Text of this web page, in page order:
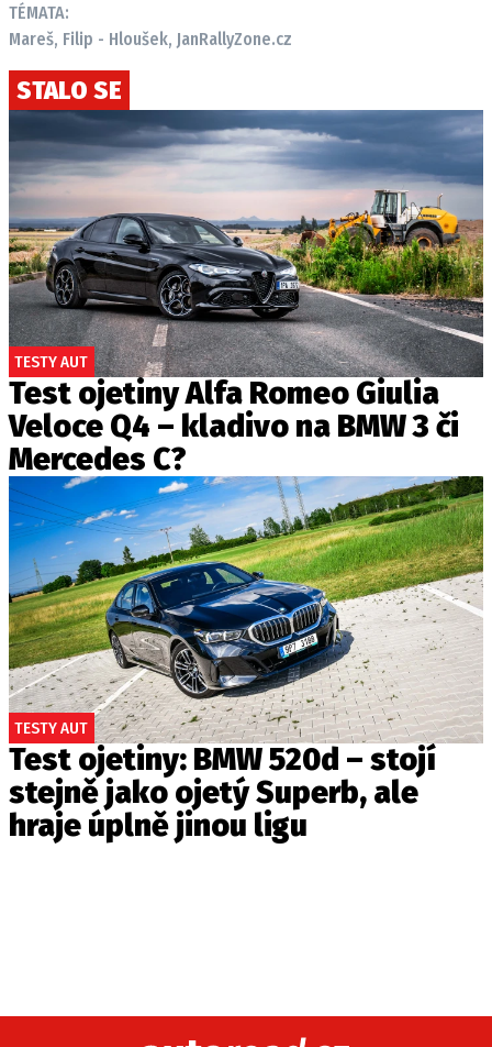
TÉMATA:
Mareš, Filip - Hloušek, JanRallyZone.cz
STALO SE
TESTY AUT
Test ojetiny Alfa Romeo Giulia
Veloce Q4 – kladivo na BMW 3 či
Mercedes C?
TESTY AUT
Test ojetiny: BMW 520d – stojí
stejně jako ojetý Superb, ale
hraje úplně jinou ligu